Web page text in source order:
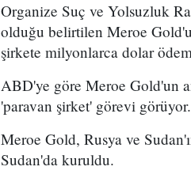
Organize Suç ve Yolsuzluk
olduğu belirtilen Meroe
şirkete milyonlarca dolar
ABD'ye göre Meroe Gold'un
'paravan şirket' görevi görüyor.
Meroe Gold, Rusya ve
Sudan'da kuruldu.